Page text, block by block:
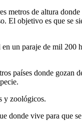
de altura
objetivo es que se
un paraje de mil 200
países donde gozan
y zoológicos.
donde vive para que